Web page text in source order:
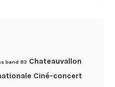
band 83 Chateauvallon
Ciné-concert